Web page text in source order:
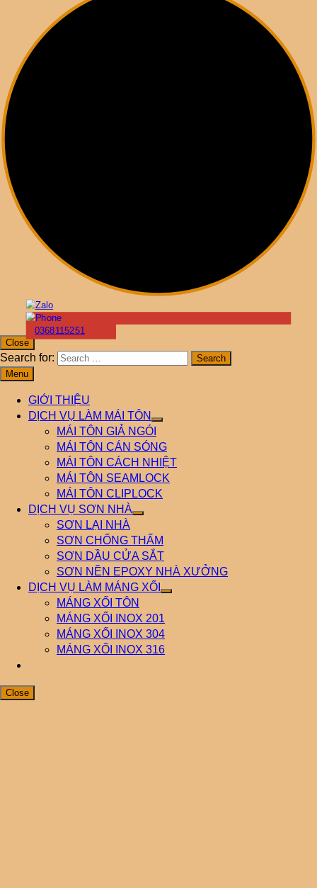
0368115251
Close
Search for:
Menu
GIỚI THIỆU
DỊCH VỤ LÀM MÁI TÔN
MÁI TÔN GIẢ NGÓI
MÁI TÔN CÁN SÓNG
MÁI TÔN CÁCH NHIỆT
MÁI TÔN SEAMLOCK
MÁI TÔN CLIPLOCK
DỊCH VỤ SƠN NHÀ
SƠN LẠI NHÀ
SƠN CHỐNG THẤM
SƠN DẦU CỬA SẮT
SƠN NỀN EPOXY NHÀ XƯỞNG
DỊCH VỤ LÀM MÁNG XỐI
MÁNG XỐI TÔN
MÁNG XỐI INOX 201
MÁNG XỐI INOX 304
MÁNG XỐI INOX 316
Close